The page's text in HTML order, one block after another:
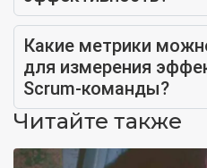
Какие метрики
для измерения
Scrum-команды?
Читайте также